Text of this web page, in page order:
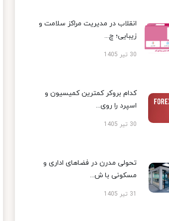
انقلاب در مدیریت مراکز سلامت و
زیبایی؛ چ...
30 تیر 1405
کدام بروکر کمترین کمیسیون و
اسپرد را روی...
30 تیر 1405
تحولی مدرن در فضاهای اداری و
مسکونی با ش...
31 تیر 1405